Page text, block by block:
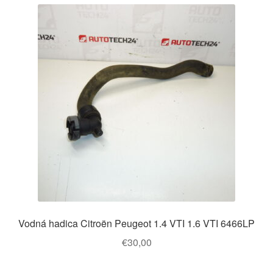
Vodná hadica Citroën Peugeot 1.4 VTI 1.6 VTI 6466LP
€30,00